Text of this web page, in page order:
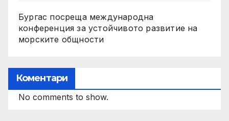
Бургас посреща международна
конференция за устойчивото развитие на
морските общности
Коментари
No comments to show.